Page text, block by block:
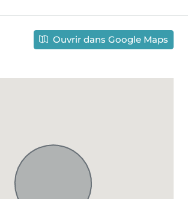
Ouvrir dans Google Maps